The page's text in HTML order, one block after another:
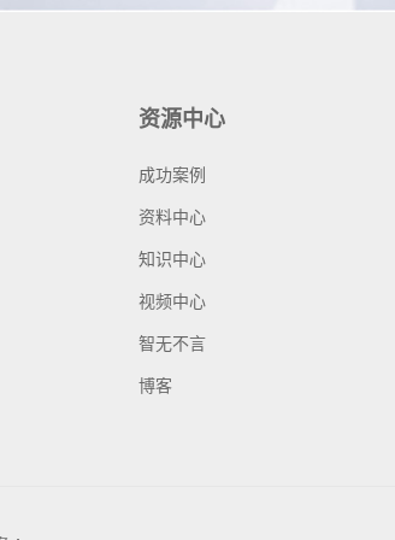
资源中心
成功案例
资料中心
知识中心
视频中心
智无不言
博客